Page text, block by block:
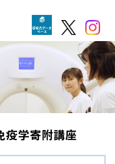
疫学寄附講座